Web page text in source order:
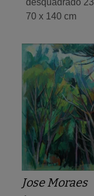
70 x 140 cm
Jose Moraes